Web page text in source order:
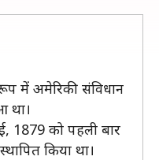
रूप में अमेरिकी संविधान
था।
1879 को पहली बार
किया था।